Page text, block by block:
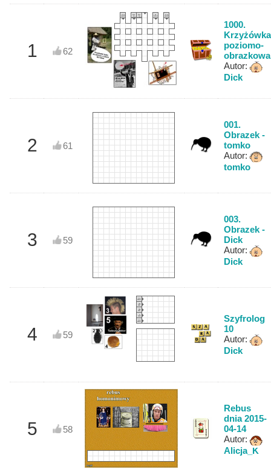
1 62
1000.
Krzyżówka
poziomo-
obrazkowa
Autor:
Dick
2 61
001.
Obrazek -
tomko
Autor:
tomko
3 59
003.
Obrazek -
Dick
Autor:
Dick
4 59
Szyfrolog
10
Autor:
Dick
5 58
Rebus
dnia 2015-
04-14
Autor:
Alicja_K